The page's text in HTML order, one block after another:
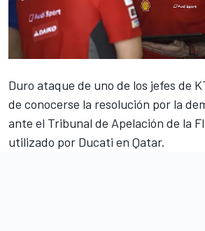
Duro ataque de uno de los jefes de
de conocerse la resolución por la
ante el Tribunal de Apelación de la
utilizado por Ducati en Qatar.